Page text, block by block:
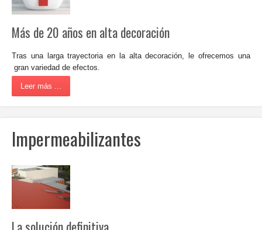
Más de 20 años en alta decoración
Tras una larga trayectoria en la alta decoración, le ofrecemos una
gran variedad de efectos.
Leer más ...
Impermeabilizantes